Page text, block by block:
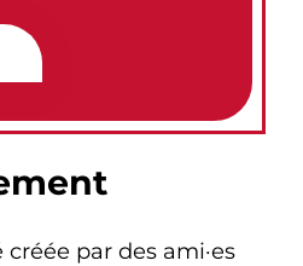
par des ami·es